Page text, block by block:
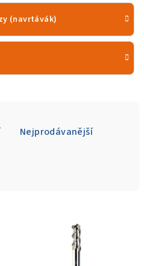
(navrtávák)
Nejprodávanější